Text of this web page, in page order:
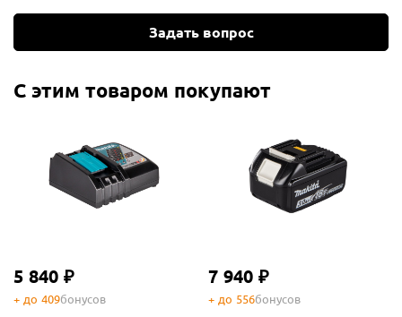
Задать вопрос
С этим товаром покупают
5 840 ₽
+ до 409бонусов
7 940 ₽
+ до 556бонусов